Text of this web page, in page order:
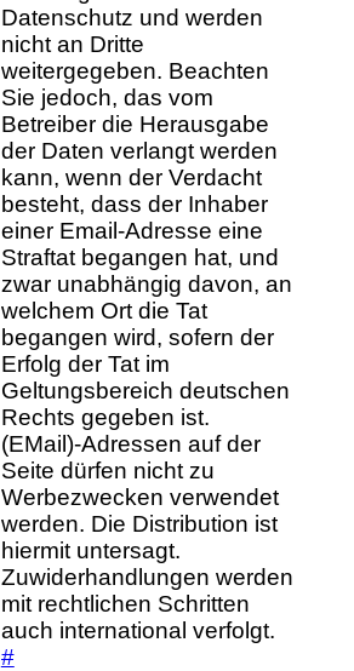
Datenschutz und werden
nicht an Dritte
weitergegeben. Beachten
Sie jedoch, das vom
Betreiber die Herausgabe
der Daten verlangt werden
kann, wenn der Verdacht
besteht, dass der Inhaber
einer Email-Adresse eine
Straftat begangen hat, und
zwar unabhängig davon, an
welchem Ort die Tat
begangen wird, sofern der
Erfolg der Tat im
Geltungsbereich deutschen
Rechts gegeben ist.
(EMail)-Adressen auf der
Seite dürfen nicht zu
Werbezwecken verwendet
werden. Die Distribution ist
hiermit untersagt.
Zuwiderhandlungen werden
mit rechtlichen Schritten
auch international verfolgt.
#